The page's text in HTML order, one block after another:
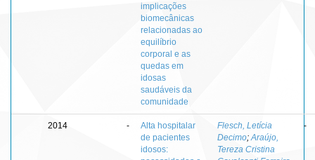
implicações
biomecânicas
relacionadas ao
equilíbrio
corporal e as
quedas em
idosas
saudáveis da
comunidade
2014 -
Alta hospitalar
de pacientes
idosos:
Flesch, Letícia
Decimo; Araújo,
Tereza Cristina
-